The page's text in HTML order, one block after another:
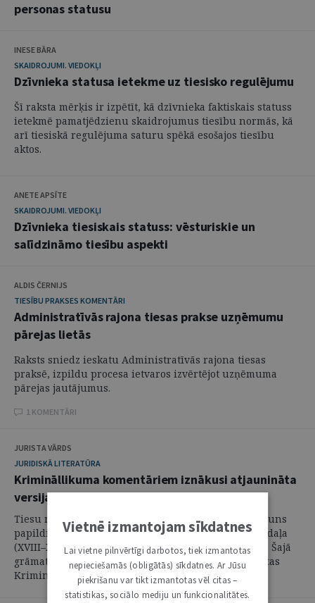
personas statusu
INESE BĀRA
SKAIDROJUMI. VIEDOKĻI
Dzīvnieka statusa ietekme uz tiesisko regulējumu
Šī raksta mērķis ir izpētīt, kā dzīvnieka faktiskais statuss
ietekmē pamatjēdzienu skaidrojumus tiesību normās, kā
arī tiesiskā regulējuma saturu spēkā esošajos tiesību
aktos.
ANETE APSĪTE
SKAIDROJUMI. VIEDOKĻI
Dzīvnieka tiesiskais statuss: vēsturiskie un
salīdzināmo tiesību aspekti
ALDIS ČERNIJS
TIESĪBU PRAKSES KOMENTĀRI
Administratīvās rajona tiesas prakse uzņēmumu
pārejas lietās
Raksts sniedz ieskatu Administratīvās rajona tiesas
praksē, izpildu procesa ietvaros izvērtējot uzņēmuma
pārejas jautājumus.
1 KOMENTĀRI
JURISTA VĀRDS
JURIDISKĀ LITERATŪRA
Krimināllikuma komentāriem iznākusi atjaunināta
versija
Tiesu namu aģentūras grāmatu apgādā ir iznācis jauns
papildinājums – "Krimināllikuma komentāri. Trešā daļa
(XVIII–XXV nodaļa). Trešais papildinātais izdevums". Šajā
grāmatā ir komentētas normas, kas no jauna iekļautas
Krimināllikumā vai grozītas ...
Vietnē izmantojam sīkdatnes
Lai vietne pilnvērtīgi darbotos, tiek izmantotas
nepieciešamās (obligātās) sīkdatnes. Ar Jūsu
piekrišanu var tikt izmantotas vēl citas –
statistikas, sociālo mediju un funkcionalitātes.